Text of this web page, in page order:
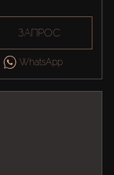
ЗАПРОС
WhatsApp